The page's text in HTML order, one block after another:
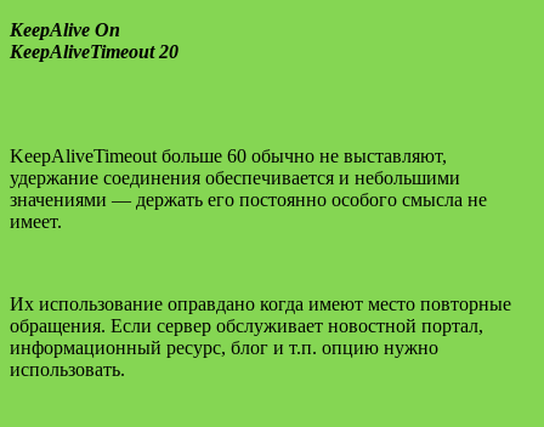
KeepAlive On
KeepAliveTimeout 20
KeepAliveTimeout больше 60 обычно не выставляют,
удержание соединения обеспечивается и небольшими
значениями — держать его постоянно особого смысла не
имеет.
Их использование оправдано когда имеют место повторные
обращения. Если сервер обслуживает новостной портал,
информационный ресурс, блог и т.п. опцию нужно
использовать.